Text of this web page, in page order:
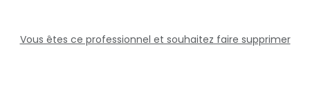
Vous êtes ce professionnel et souhaitez faire supprimer